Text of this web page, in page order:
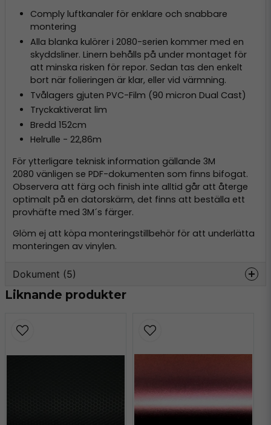
Comply luftkanaler för enklare och snabbare
montering
Alla blanka kulörer i 2080-serien kommer med en
skyddsliner. Linern behålls på under montaget för
att minska risken för repor. Sedan tas den enkelt
bort när folieringen är klar, eller vid värmning.
Tvålagers gjuten PVC-Film (90 micron Dual Cast)
Tryckaktiverat lim
Bredd 152cm
Helrulle - 22,86m
För ytterligare teknisk information gällande 3M
2080 vänligen se PDF-dokumenten som finns bifogat.
Observera att färg och finish inte alltid går att återge
optimalt på en datorskärm, det finns att beställa ett
provhäfte med 3M´s färger.
Glöm ej att köpa monteringstillbehör för att underlätta
monteringen av vinylen.
Dokument (5)
3m-faq-maintenance-
Hämta
Liknande produkter